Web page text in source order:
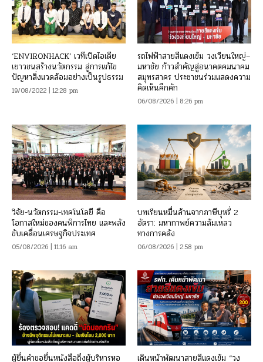
‘ENVIRONHACK’ เวทีเปิดไอเดีย
เยาวชนสร้างนวัตกรรม สู่การแก้ไข
ปัญหาสิ่งแวดล้อมอย่างเป็นรูปธรรม
19/08/2022 | 12:28 pm
รถไฟฟ้าสายสีแดงเข้ม วงเวียนใหญ่–
มหาชัย ก้าวสำคัญสู่อนาคตคมนาคม
สมุทรสาคร ประชาชนร่วมแสดงความ
คิดเห็นคึกคัก
06/08/2026 | 8:26 pm
วิจัย-นวัตกรรม-เทคโนโลยี คือ
โอกาสใหม่ของคนพิการไทย และพลัง
ขับเคลื่อนเศรษฐกิจประเทศ
05/08/2026 | 11:16 am
บทเรียนหมื่นล้านจากภาษีบุหรี่ 2
อัตรา: มหากาพย์ความล้มเหลว
ทางการคลัง
06/08/2026 | 2:58 pm
ผู้ยื่นคำขอยื่นหนังสือถึงผู้บริหารหอ
เดินหน้าพัฒนาสายสีแดงเข้ม “วง